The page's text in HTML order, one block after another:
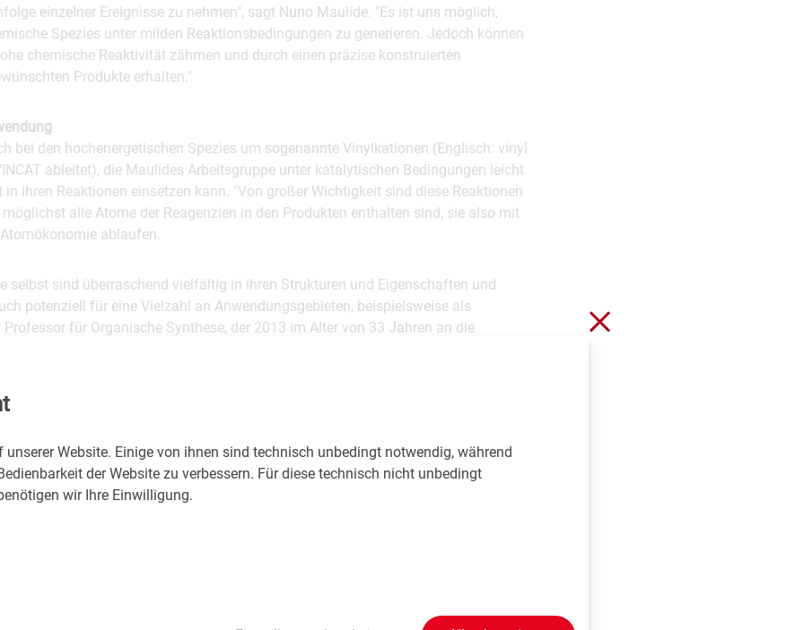
einzelner Ereignisse zu nehmen", sagt Nuno Maulide. "Es ist uns möglich,
Spezies unter milden Reaktionsbedingungen zu generieren. Jedoch können
chemische Reaktivität zähmen und durch einen präzise konstruierten
Produkte erhalten."
bei den hochenergetischen Spezies um sogenannte Vinylkationen (Englisch: vinyl
ableitet), die Maulides Arbeitsgruppe unter katalytischen Bedingungen leicht
in ihren Reaktionen einsetzen kann. "Von großer Wichtigkeit sind diese Reaktionen
alle Atome der Reagenzien in den Produkten enthalten sind, sie also mit
ablaufen.
selbst sind überraschend vielfältig in ihren Strukturen und Eigenschaften und
potenziell für eine Vielzahl an Anwendungsgebieten, beispielsweise als
Professor für Organische Synthese, der 2013 im Alter von 33 Jahren an die
sagt der aus Portugal stammende Chemiker mit Augenzwinkern.
Grant
Wien, 2015, waren in der Station Schottentor mehrere Plakate zu sehen,
"Wir stellen Fragen – seit 1365" widmeten. Eines dieser Plakate zeigte Nuno
der Frage "Chemie ohne Verschwendung, ganz wie in der Natur – geht das?". Nun
1979 in Lissabon, Portugal, hat am Lissabonner Instituto Superior Técnico und an
Schließen ohne zu
unserer Website. Einige von ihnen sind technisch unbedingt notwendig, während
der Website zu verbessern. Für diese technisch nicht unbedingt
wir Ihre Einwilligung.